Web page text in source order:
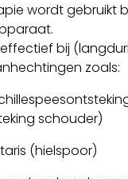
wordt gebruikt
bij
zoals:
schouder)
(hielspoor)